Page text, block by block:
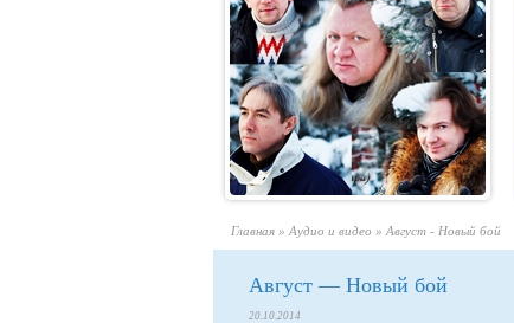
Главная » Аудио и видео » Август - Новый бой
Август — Новый бой
20.10.2014